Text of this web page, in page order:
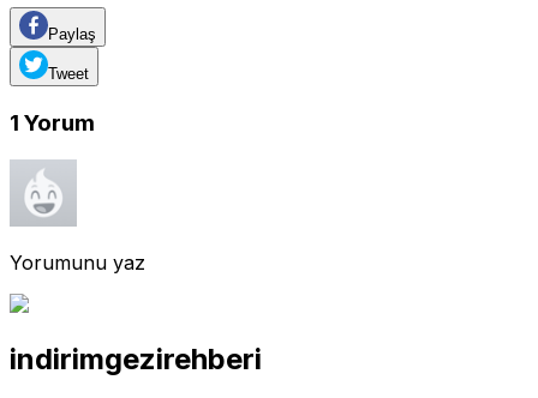
Paylaş
Tweet
1 Yorum
Yorumunu yaz
indirimgezirehberi